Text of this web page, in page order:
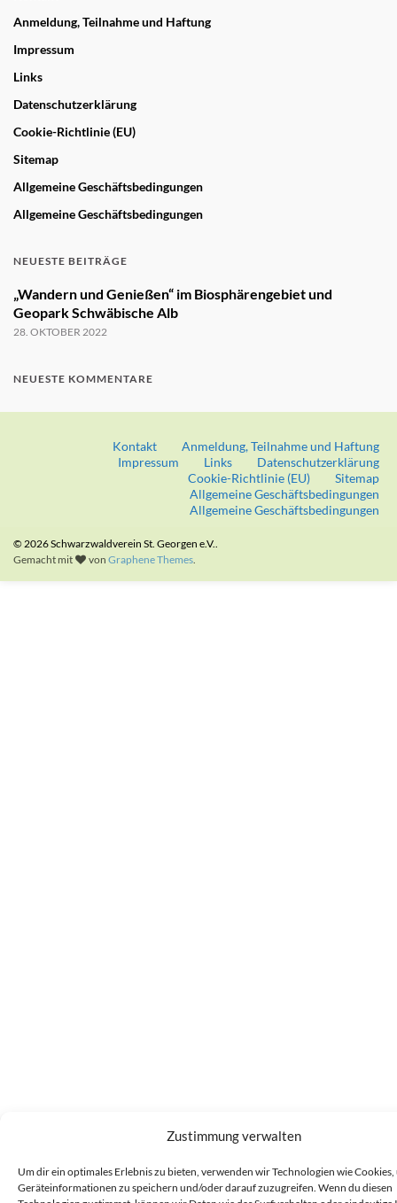
Zustimmung verwalten
Um dir ein optimales Erlebnis zu bieten, verwenden wir Technologien wie Cookies,
Geräteinformationen zu speichern und/oder darauf zuzugreifen. Wenn du diesen
Anmeldung, Teilnahme und Haftung
Impressum
Links
Datenschutzerklärung
Cookie-Richtlinie (EU)
Sitemap
Allgemeine Geschäftsbedingungen
Allgemeine Geschäftsbedingungen
NEUESTE BEITRÄGE
„Wandern und Genießen“ im Biosphärengebiet und
Geopark Schwäbische Alb
28. OKTOBER 2022
NEUESTE KOMMENTARE
Kontakt
Anmeldung, Teilnahme und Haftung
Impressum
Links
Datenschutzerklärung
Cookie-Richtlinie (EU)
Sitemap
Allgemeine Geschäftsbedingungen
Allgemeine Geschäftsbedingungen
© 2026 Schwarzwaldverein St. Georgen e.V..
Gemacht mit
vonGraphene Themes